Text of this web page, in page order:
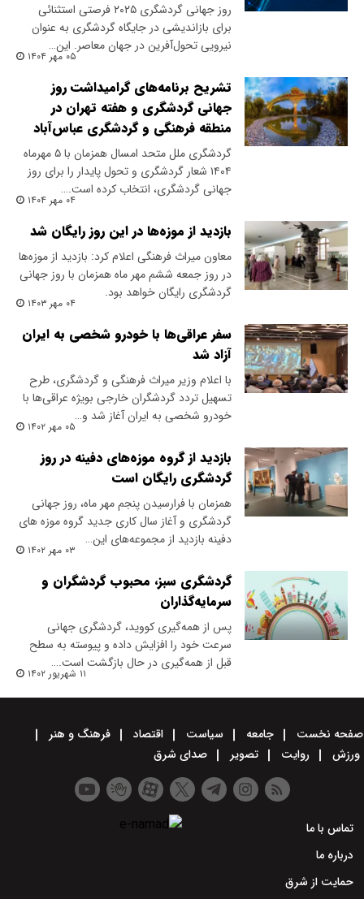
روز جهانی گردشگری ۲۰۲۵ فرصتی استثنائی
برای بازاندیشی در جایگاه گردشگری به‌ عنوان
نیرویی تحول‌آفرین در جهان معاصر. این…
۰۵ مهر ۱۴۰۴
تشریح برنامه‌های گرامیداشت روز
جهانی گردشگری و هفته تهران در
منطقه فرهنگی و گردشگری عباس‌آباد
گردشگری ملل متحد امسال همزمان با ۵ مهرماه
۱۴۰۴ شعار گردشگری و تحول پایدار را برای روز
جهانی گردشگری، انتخاب کرده است.…
۰۴ مهر ۱۴۰۴
بازدید از موزه‌ها در این روز رایگان شد
معاون میراث فرهنگی اعلام کرد: بازدید از موزه‌ها
در روز جمعه ششم مهر ماه همزمان با روز جهانی
گردشگری رایگان خواهد بود.
۰۴ مهر ۱۴۰۳
سفر عراقی‌ها با خودرو شخصی به ایران
آزاد شد
با اعلام وزیر میراث فرهنگی و گردشگری، طرح
تسهیل تردد گردشگران خارجی بویژه عراقی‌ها با
خودرو شخصی به ایران آغاز شد و…
۰۵ مهر ۱۴۰۲
بازدید از گروه موزه‌های دفینه در روز
گردشگری رایگان است
همزمان با فرارسیدن پنجم مهر ماه، روز جهانی
گردشگری و آغاز سال کاری جدید گروه موزه های
دفینه بازدید از مجموعه‌های این…
۰۳ مهر ۱۴۰۲
گردشگری سبز، محبوب گردشگران و
سرمایه‌گذاران
پس از همه‌گیری کووید، گردشگری جهانی
سرعت خود را افزایش داده و پیوسته به سطح
قبل از همه‌گیری در حال بازگشت است.…
۱۱ شهریور ۱۴۰۲
صفحه نخست جامعه سیاست اقتصاد
فرهنگ و هنر
ورزش
روایت تصویر صدای شرق
تماس با ما
درباره ما
حمایت از شرق